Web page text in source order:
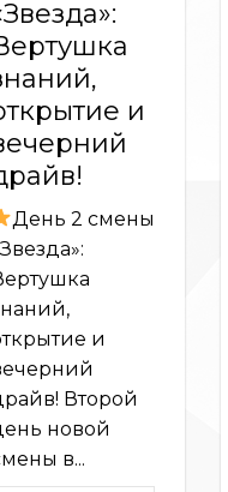
и
День 2 смены
и
Второй
новой
в...